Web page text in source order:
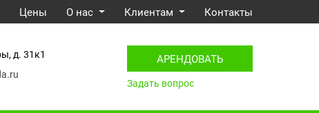
Цены О нас Клиентам Контакты
д. 31к1
АРЕНДОВАТЬ
Задать вопрос